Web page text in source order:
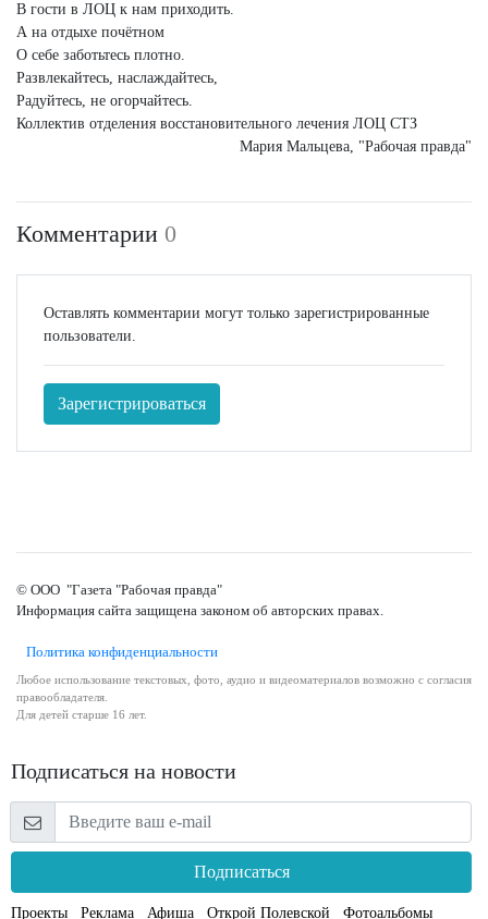
В гости в ЛОЦ к нам приходить.
А на отдыхе почётном
О себе заботьтесь плотно.
Развлекайтесь, наслаждайтесь,
Радуйтесь, не огорчайтесь.
Коллектив отделения восстановительного лечения ЛОЦ СТЗ
Мария Мальцева, "Рабочая правда"
Комментарии 0
Оставлять комментарии могут только зарегистрированные
пользователи.
Зарегистрироваться
© ООО "Газета "Рабочая правда"
Информация сайта защищена законом об авторских правах.
Политика конфиденциальности
Любое использование текстовых, фото, аудио и видеоматериалов возможно с согласия
правообладателя.
Для детей старше 16 лет.
Подписаться на новости
Подписаться
Проекты Реклама Афиша Открой Полевской Фотоальбомы